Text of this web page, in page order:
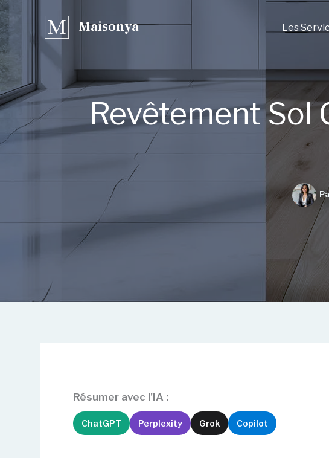
Aller
au
contenu
Maisonya Les
Revêtement Sol
Résumer avec l'IA :
ChatGPT Perplexity Grok Copilot